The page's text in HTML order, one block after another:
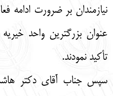
نیازمندان بر ضرورت ادامه
عنوان بزرگترین واحد
تأکید نمودند.
سپس جناب آقای دکتر